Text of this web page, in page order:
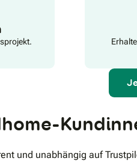
und unabhängig auf